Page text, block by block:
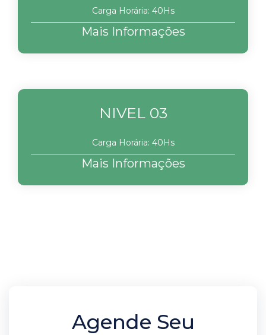
Carga Horária: 40Hs
Mais Informações
NIVEL 03
Carga Horária: 40Hs
Mais Informações
Agende Seu